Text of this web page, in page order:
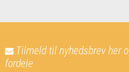
Tilmeld til nyhedsbrev her
fordele